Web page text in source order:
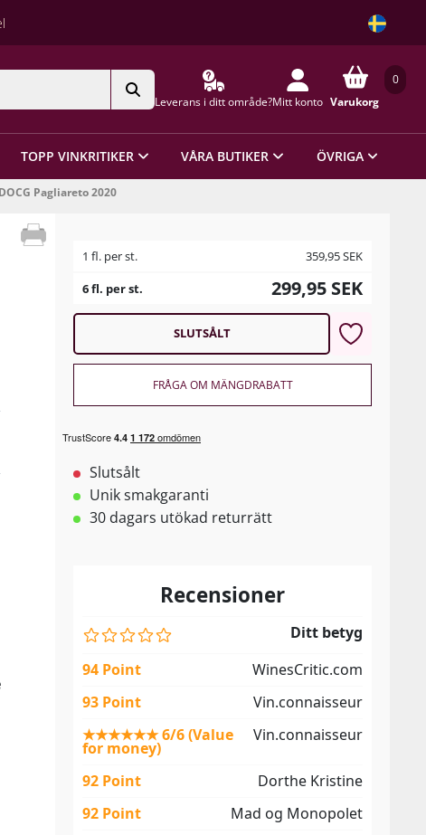
Leverans i ditt område?Mitt konto
0
Varukorg
TOPP VINKRITIKER VÅRA BUTIKER ÖVRIGA
Pagliareto 2020
1 fl. per st. 359,95SEK
6 fl. per st.
299,95 SEK
SLUTSÅLT
FRÅGA OM MÄNGDRABATT
Slutsålt
Unik smakgaranti
30 dagars utökad returrätt
Recensioner
Ditt betyg
94 Point
WinesCritic.com
93 Point
Vin.connaisseur
★★★★★★ 6/6 (Value
for money)
Vin.connaisseur
92 Point
Dorthe Kristine
92 Point
Mad og Monopolet